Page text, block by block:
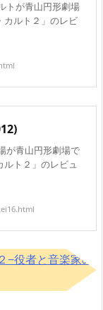
トが青山円形劇場
カルト２」のレビ
が青山円形劇場で
ト２」のレビュ
−役者と音楽家の